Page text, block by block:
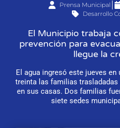
Prensa Municipal
Desarrollo
El Municipio trabaja
prevención para
llegue la
El agua ingresó este jueves en
treinta las familias trasladadas
en sus casas. Dos familias
siete sedes